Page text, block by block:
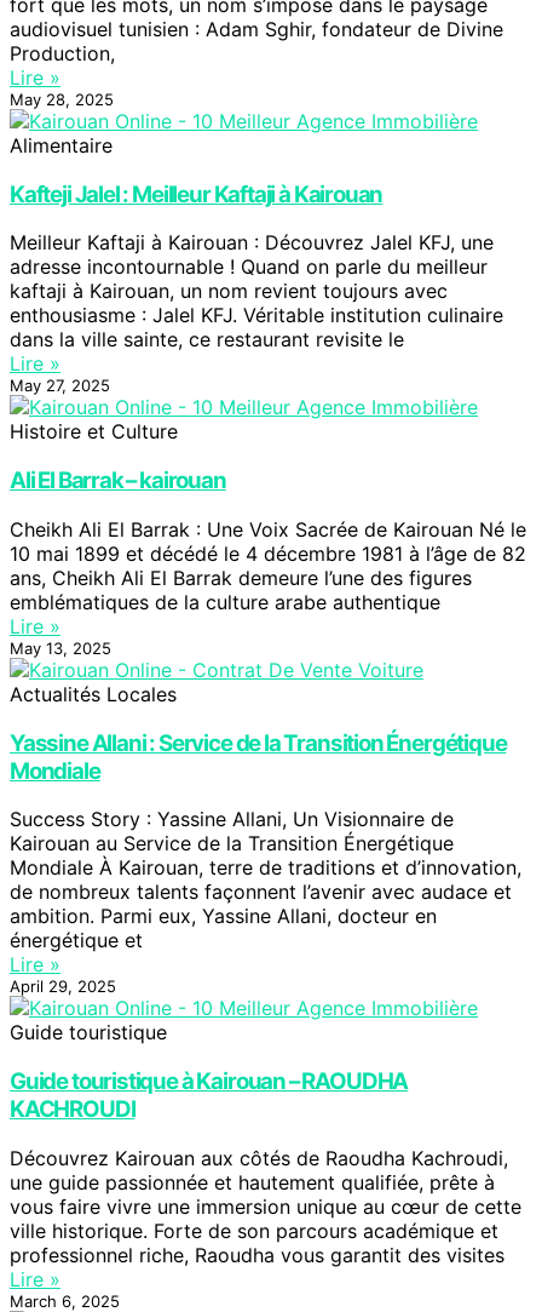
fort que les mots, un nom s’impose dans le paysage
audiovisuel tunisien : Adam Sghir, fondateur de Divine
Production,
Lire »
May 28, 2025
Alimentaire
Kafteji Jalel : Meilleur Kaftaji à Kairouan
Meilleur Kaftaji à Kairouan : Découvrez Jalel KFJ, une
adresse incontournable ! Quand on parle du meilleur
kaftaji à Kairouan, un nom revient toujours avec
enthousiasme : Jalel KFJ. Véritable institution culinaire
dans la ville sainte, ce restaurant revisite le
Lire »
May 27, 2025
Histoire et Culture
Ali El Barrak – kairouan
Cheikh Ali El Barrak : Une Voix Sacrée de Kairouan Né le
10 mai 1899 et décédé le 4 décembre 1981 à l’âge de 82
ans, Cheikh Ali El Barrak demeure l’une des figures
emblématiques de la culture arabe authentique
Lire »
May 13, 2025
Actualités Locales
Yassine Allani : Service de la Transition Énergétique
Mondiale
Success Story : Yassine Allani, Un Visionnaire de
Kairouan au Service de la Transition Énergétique
Mondiale À Kairouan, terre de traditions et d’innovation,
de nombreux talents façonnent l’avenir avec audace et
ambition. Parmi eux, Yassine Allani, docteur en
énergétique et
Lire »
April 29, 2025
Guide touristique
Guide touristique à Kairouan – RAOUDHA
KACHROUDI
Découvrez Kairouan aux côtés de Raoudha Kachroudi,
une guide passionnée et hautement qualifiée, prête à
vous faire vivre une immersion unique au cœur de cette
ville historique. Forte de son parcours académique et
professionnel riche, Raoudha vous garantit des visites
Lire »
March 6, 2025